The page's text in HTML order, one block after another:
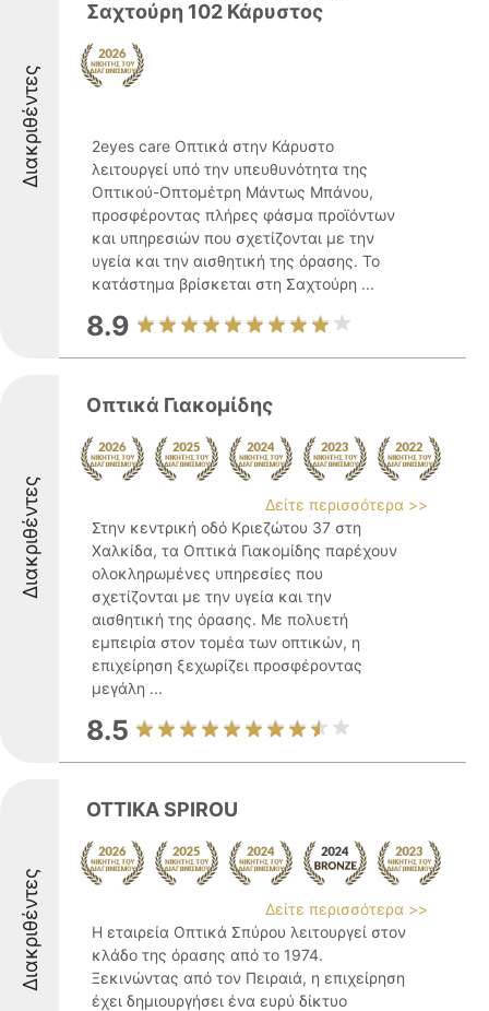
Διακριθέντες
Σαχτούρη 102 Κάρυστος
2eyes care Οπτικά στην Κάρυστο
λειτουργεί υπό την υπευθυνότητα της
Οπτικού-Οπτομέτρη Μάντως Μπάνου,
προσφέροντας πλήρες φάσμα προϊόντων
και υπηρεσιών που σχετίζονται με την
υγεία και την αισθητική της όρασης. Το
κατάστημα βρίσκεται στη Σαχτούρη ...
8.9
Διακριθέντες
Οπτικά Γιακομίδης
Δείτε περισσότερα >>
Στην κεντρική οδό Κριεζώτου 37 στη
Χαλκίδα, τα Οπτικά Γιακομίδης παρέχουν
ολοκληρωμένες υπηρεσίες που
σχετίζονται με την υγεία και την
αισθητική της όρασης. Με πολυετή
εμπειρία στον τομέα των οπτικών, η
επιχείρηση ξεχωρίζει προσφέροντας
μεγάλη ...
8.5
Διακριθέντες
OTTIKA SPIROU
Δείτε περισσότερα >>
Η εταιρεία Οπτικά Σπύρου λειτουργεί στον
κλάδο της όρασης από το 1974.
Ξεκινώντας από τον Πειραιά, η επιχείρηση
έχει δημιουργήσει ένα ευρύ δίκτυο